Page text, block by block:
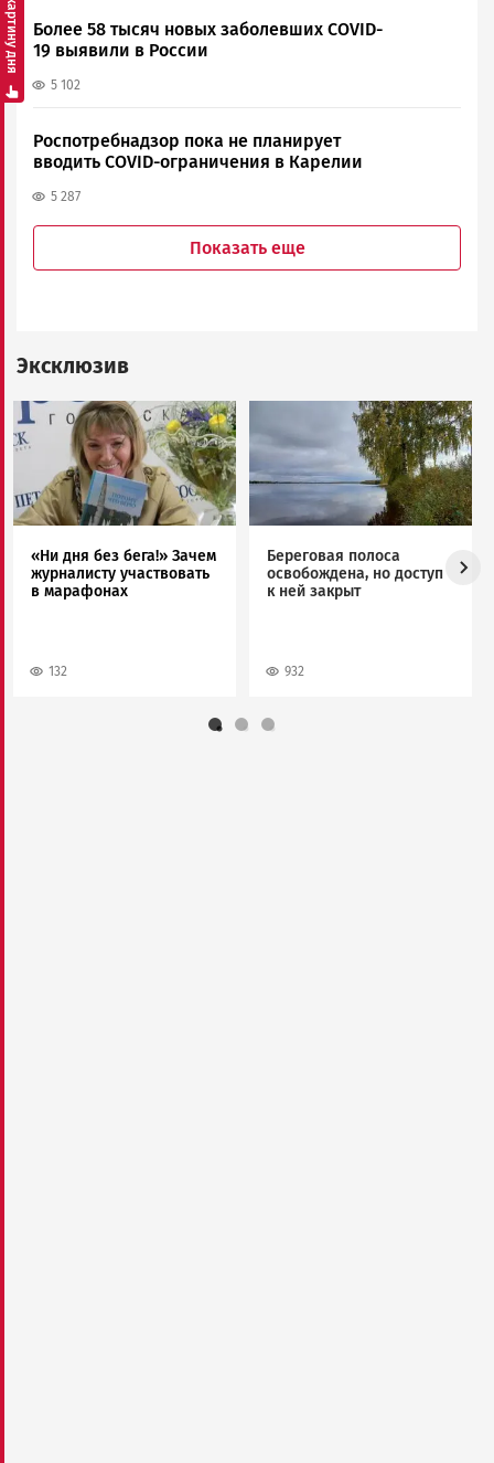
Более 58 тысяч новых заболевших COVID-
19 выявили в России
5 102
Роспотребнадзор пока не планирует
вводить COVID-ограничения в Карелии
5 287
Показать еще
Эксклюзив
Image
«Ни дня без бега!» Зачем
журналисту участвовать
в марафонах
132
Береговая полоса
освобождена, но доступ
к ней закрыт
932